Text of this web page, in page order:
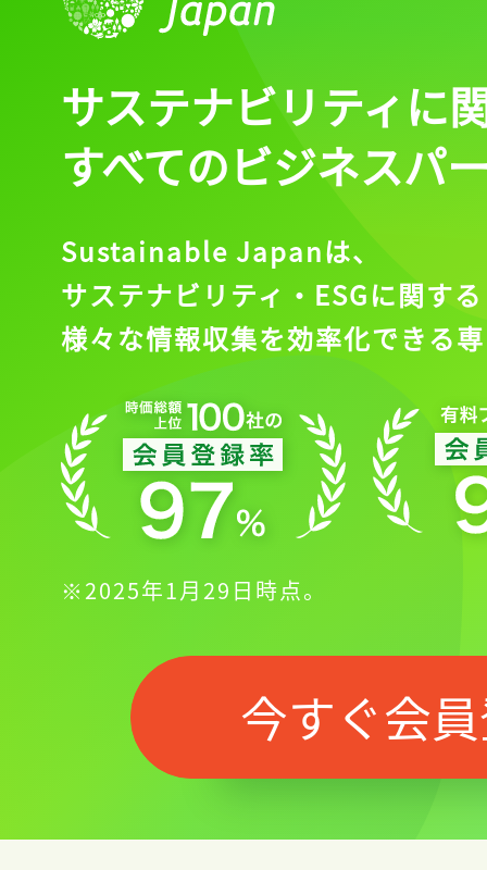
サステナビリティに
すべてのビジネスパ
Sustainable Japanは、
サステナビリティ・ESGに関する
様々な情報収集を効率化できる
※2025年1月29日時点。
今すぐ会